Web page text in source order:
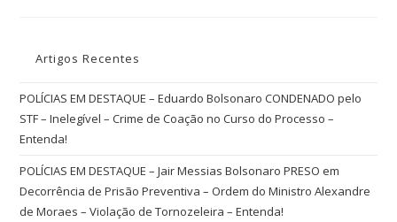
Artigos Recentes
POLÍCIAS EM DESTAQUE – Eduardo Bolsonaro CONDENADO pelo
STF – Inelegível – Crime de Coação no Curso do Processo –
Entenda!
POLÍCIAS EM DESTAQUE – Jair Messias Bolsonaro PRESO em
Decorrência de Prisão Preventiva – Ordem do Ministro Alexandre
de Moraes – Violação de Tornozeleira – Entenda!